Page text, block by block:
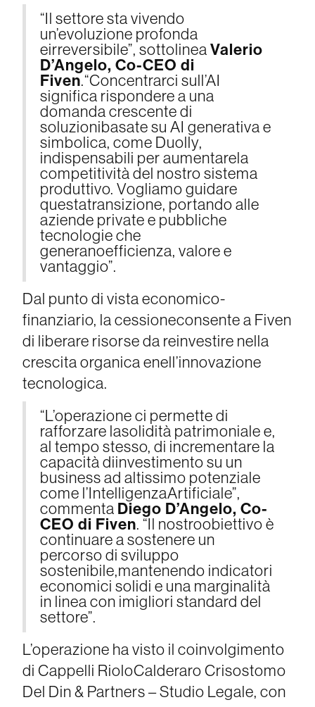
“Il settore sta vivendo
un’evoluzione profonda
eirreversibile”, sottolineaValerio
D’Angelo, Co-CEO di
Fiven.“Concentrarci sull’AI
significa rispondere a una
domanda crescente di
soluzionibasate su AI generativa e
simbolica, come Duolly,
indispensabili per aumentarela
competitività del nostro sistema
produttivo. Vogliamo guidare
questatransizione, portando alle
aziende private e pubbliche
tecnologie che
generanoefficienza, valore e
vantaggio”.
Dal punto di vista economico-
finanziario, la cessioneconsente a Fiven
di liberare risorse da reinvestire nella
crescita organica enell’innovazione
tecnologica.
“L’operazione ci permette di
rafforzare lasolidità patrimoniale e,
al tempo stesso, di incrementare la
capacità diinvestimento su un
business ad altissimo potenziale
come l’IntelligenzaArtificiale”,
commenta Diego D’Angelo, Co-
CEO di Fiven. “Il nostroobiettivo è
continuare a sostenere un
percorso di sviluppo
sostenibile,mantenendo indicatori
economici solidi e una marginalità
in linea con imigliori standard del
settore”.
L’operazione ha visto il coinvolgimento
di Cappelli RioloCalderaro Crisostomo
Del Din & Partners – Studio Legale, con